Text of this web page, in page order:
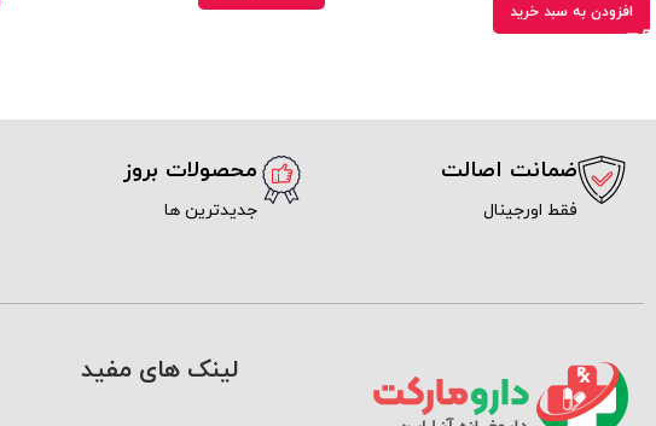
افزودن به سبد خرید
ضمانت اصالت
فقط اورجینال
محصولات بروز
جدیدترین ها
لینک های مفید